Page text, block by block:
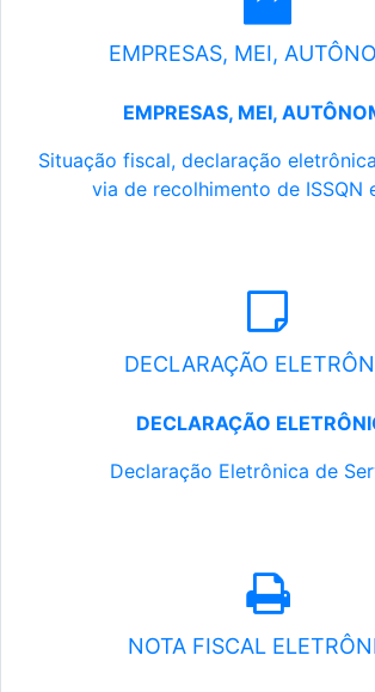
EMPRESAS, MEI,
EMPRESAS, MEI,
Situação fiscal, declaração
via de recolhimento de ISSQN
DECLARAÇÃO
DECLARAÇÃO
Declaração Eletrônica de
NOTA FISCAL